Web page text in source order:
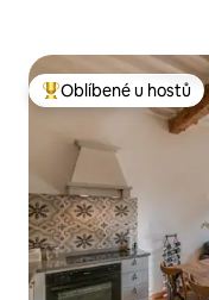
Nejlepší v kategorii
Oblíbené u hostů